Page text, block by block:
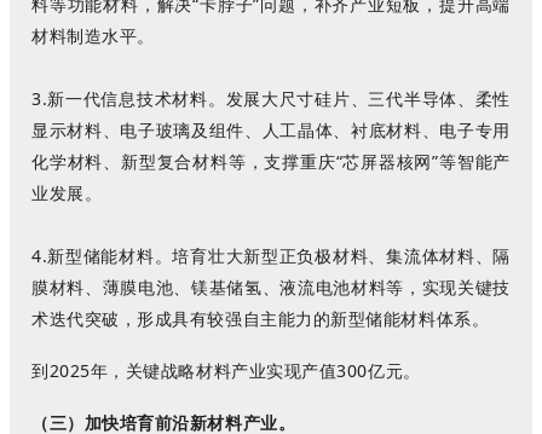
材料制造水平。
3.新一代信息技术材料。发展大尺寸硅片、三代半导体、柔性
显示材料、电子玻璃及组件、人工晶体、衬底材料、电子专用
化学材料、新型复合材料等，支撑重庆“芯屏器核网”等智能产
业发展。
4.新型储能材料。培育壮大新型正负极材料、集流体材料、隔
膜材料、薄膜电池、镁基储氢、液流电池材料等，实现关键技
术迭代突破，形成具有较强自主能力的新型储能材料体系。
到2025年，关键战略材料产业实现产值300亿元。
（三）加快培育前沿新材料产业。